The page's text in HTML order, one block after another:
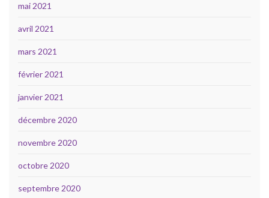
mai 2021
avril 2021
mars 2021
février 2021
janvier 2021
décembre 2020
novembre 2020
octobre 2020
septembre 2020